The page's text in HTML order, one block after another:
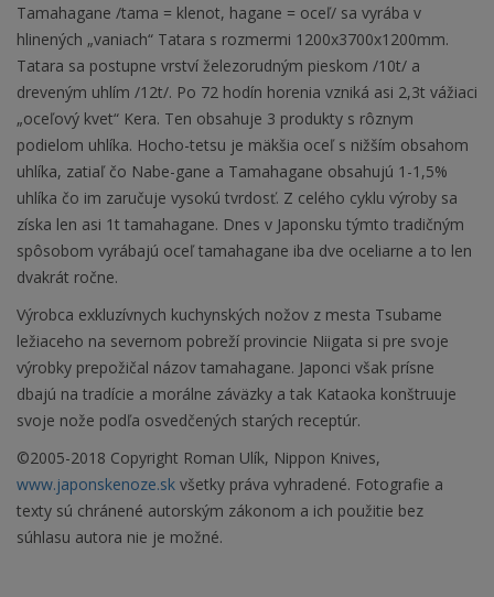
Tamahagane /tama = klenot, hagane = oceľ/ sa vyrába v
hlinených „vaniach“ Tatara s rozmermi 1200x3700x1200mm.
Tatara sa postupne vrství železorudným pieskom /10t/ a
dreveným uhlím /12t/. Po 72 hodín horenia vzniká asi 2,3t vážiaci
„oceľový kvet“ Kera. Ten obsahuje 3 produkty s rôznym
podielom uhlíka. Hocho-tetsu je mäkšia oceľ s nižším obsahom
uhlíka, zatiaľ čo Nabe-gane a Tamahagane obsahujú 1-1,5%
uhlíka čo im zaručuje vysokú tvrdosť. Z celého cyklu výroby sa
získa len asi 1t tamahagane. Dnes v Japonsku týmto tradičným
spôsobom vyrábajú oceľ tamahagane iba dve oceliarne a to len
dvakrát ročne.
Výrobca exkluzívnych kuchynských nožov z mesta Tsubame
ležiaceho na severnom pobreží provincie Niigata si pre svoje
výrobky prepožičal názov tamahagane. Japonci však prísne
dbajú na tradície a morálne záväzky a tak Kataoka konštruuje
svoje nože podľa osvedčených starých receptúr.
©2005-2018 Copyright Roman Ulík, Nippon Knives,
www.japonskenoze.sk všetky práva vyhradené. Fotografie a
texty sú chránené autorským zákonom a ich použitie bez
súhlasu autora nie je možné.